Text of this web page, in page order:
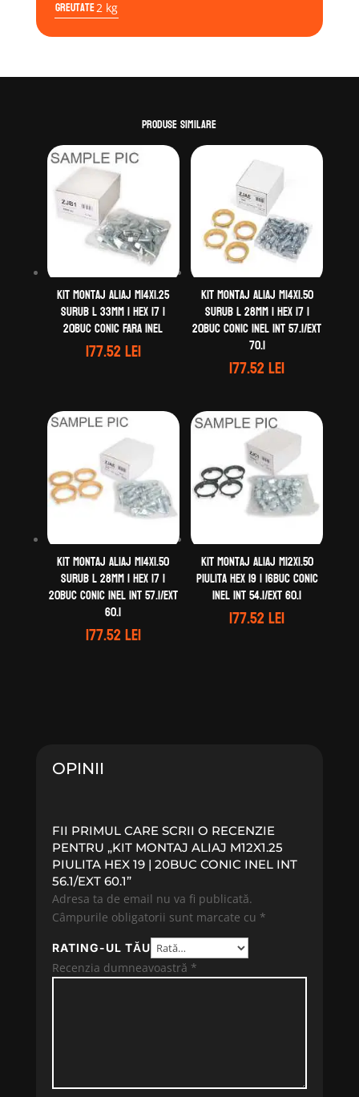
20buc
Conic
56.1/Ext
Greutate2 kg
Produse similare
Kit montaj aliaj M14X1.25
Surub L 33mm | Hex 17 |
20buc Conic Fara inel
177.52lei
Kit montaj aliaj M14X1.50
Surub L 28mm | Hex 17 |
20buc Conic Inel Int 57.1/Ext
70.1
177.52lei
Kit montaj aliaj M14X1.50
Surub L 28mm | Hex 17 |
20buc Conic Inel Int 57.1/Ext
60.1
177.52lei
Kit montaj aliaj M12X1.50
Piulita Hex 19 | 16buc Conic
Inel Int 54.1/Ext 60.1
177.52lei
OPINII
FII PRIMUL CARE SCRII O RECENZIE
PENTRU „KIT MONTAJ ALIAJ M12X1.25
PIULITA HEX 19 | 20BUC CONIC INEL INT
56.1/EXT 60.1”
Adresa ta de email nu va fi publicată.
Câmpurile obligatorii sunt marcate cu *
RATING-UL TĂU
Recenzia dumneavoastră *